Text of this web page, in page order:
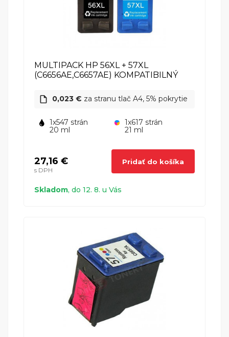
HP (Hewlett Packard)
HP DeskJet 5150c
HP (Hewlett Packard)
HP DeskJet 5151
HP DeskJet 5160
HP (Hewlett Packard)
HP DeskJet 5168
HP (Hewlett Packard)
MULTIPACK HP 56XL + 57XL
(C6656AE,C6657AE) KOMPATIBILNÝ
0,023 € za stranu tlač A4, 5% pokrytie
1x547 strán
20 ml
1x617 strán
21 ml
27,16 €
s DPH
Pridať do košíka
Skladom, do 12. 8. u Vás